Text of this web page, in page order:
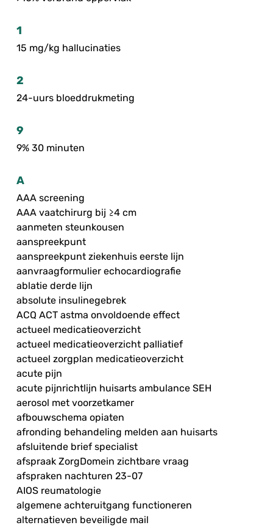
1
15 mg/kg hallucinaties
2
24-uurs bloeddrukmeting
9
9% 30 minuten
A
AAA screening
AAA vaatchirurg bij ≥4 cm
aanmeten steunkousen
aanspreekpunt
aanspreekpunt ziekenhuis eerste lijn
aanvraagformulier echocardiografie
ablatie derde lijn
absolute insulinegebrek
ACQ ACT astma onvoldoende effect
actueel medicatieoverzicht
actueel medicatieoverzicht palliatief
actueel zorgplan medicatieoverzicht
acute pijn
acute pijnrichtlijn huisarts ambulance SEH
aerosol met voorzetkamer
afbouwschema opiaten
afronding behandeling melden aan huisarts
afsluitende brief specialist
afspraak ZorgDomein zichtbare vraag
afspraken nachturen 23-07
AIOS reumatologie
algemene achteruitgang functioneren
alternatieven beveiligde mail